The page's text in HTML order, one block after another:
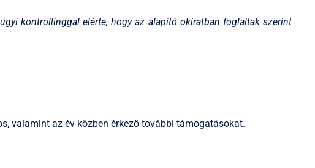
kontrollinggal elérte, hogy az alapító okiratban foglaltak szerint
valamint az év közben érkező további támogatásokat.